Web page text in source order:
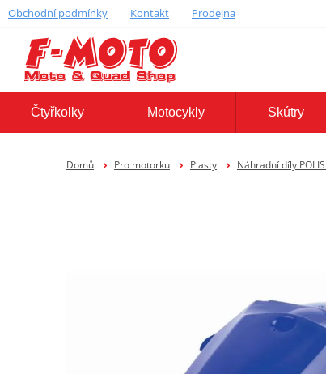
Obchodní podmínky Kontakt Prodejna
Čtyřkolky Motocykly Skútry
Domů Pro motorku Plasty Náhradní díly